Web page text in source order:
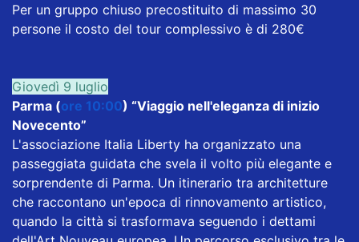
Per un gruppo chiuso precostituito di massimo 30
persone il costo del tour complessivo è di 280€
Giovedì 9 luglio
Parma (ore 10:00) “Viaggio nell'eleganza di inizio
Novecento”
L'associazione Italia Liberty ha organizzato una
passeggiata guidata che svela il volto più elegante e
sorprendente di Parma. Un itinerario tra architetture
che raccontano un'epoca di rinnovamento artistico,
quando la città si trasformava seguendo i dettami